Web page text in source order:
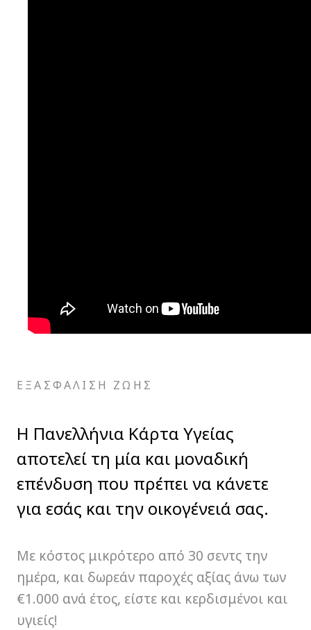
Για να επιλέγετε ελεύθερα αυτό που σας βολεύει,
κλινικές, νοσοκομεία, διαγνωστικά, γιατρούς,
Μάθε περισσότερα
ΕΞΑΣΦΑΛΙΣΗ ΖΩΗΣ
Η Πανελλήνια Κάρτα Υγείας
αποτελεί τη μία και μοναδική
επένδυση που πρέπει να κάνετε
για εσάς και την οικογένειά σας.
Με κόστος μικρότερο από 30 σεντς την
ημέρα, και δωρεάν παροχές αξίας άνω των
€1.000 ανά έτος, είστε και κερδισμένοι και
υγιείς!